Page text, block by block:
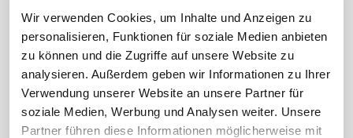
Wir verwenden Cookies, um Inhalte und Anzeigen zu
personalisieren, Funktionen für soziale Medien anbieten
zu können und die Zugriffe auf unsere Website zu
analysieren. Außerdem geben wir Informationen zu Ihrer
Verwendung unserer Website an unsere Partner für
soziale Medien, Werbung und Analysen weiter. Unsere
Partner führen diese Informationen möglicherweise mit
Gute Gründe für das ifb
Karriere
Übersicht Beratung
Schulungsberatung
Service
Newsletter
Themen
Betriebsrat gründen